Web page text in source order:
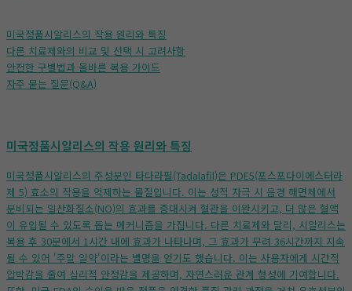
미국정품시알리스의 작용 원리와 특징
다른 치료제와의 비교 및 선택 시 고려사항
안전한 구별법과 올바른 복용 가이드
자주 묻는 질문(Q&A)
미국정품시알리스의 작용 원리와 특징
미국정품시알리스의 주성분인 타다라필(Tadalafil)은 PDE5(포스포다이에스터라
제 5) 효소의 작용을 억제하는 물질입니다. 이는 성적 자극 시 음경 해면체에서
분비되는 일산화질소(NO)의 효과를 증대시켜 혈관을 이완시키고, 더 많은 혈액
이 유입될 수 있도록 돕는 메커니즘을 가집니다. 다른 치료제와 달리, 시알리스는
복용 후 30분에서 1시간 내에 효과가 나타나며, 그 효과가 무려 36시간까지 지속
될 수 있어 '주말 알약'이라는 별명을 얻기도 했습니다. 이는 사용자에게 시간적
압박감을 줄여 심리적 안정감을 제공하며, 자연스러운 관계 형성에 기여합니다.